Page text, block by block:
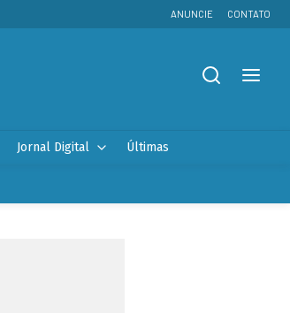
ANUNCIE CONTATO
Jornal Digital Últimas